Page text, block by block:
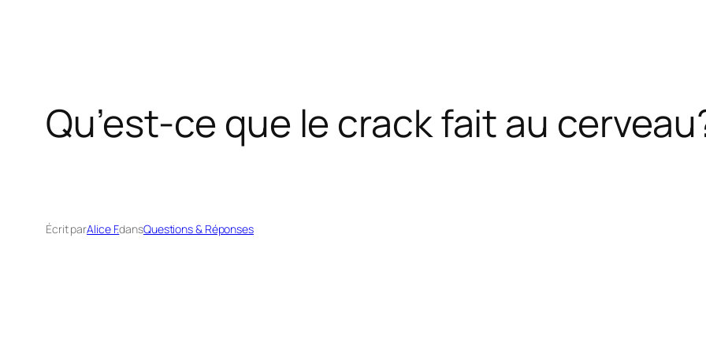
Qu’est-ce que le crack fait au
Écrit parAlice F.dansQuestions & Réponses